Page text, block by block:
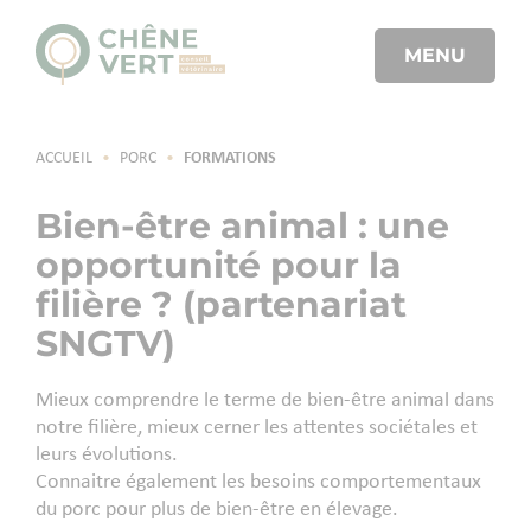
MENU
ACCUEIL • PORC • FORMATIONS
Bien-être animal : une
opportunité pour la
filière ? (partenariat
SNGTV)
Mieux comprendre le terme de bien-être animal dans
notre filière, mieux cerner les attentes sociétales et
leurs évolutions.
Connaitre également les besoins comportementaux
du porc pour plus de bien-être en élevage.